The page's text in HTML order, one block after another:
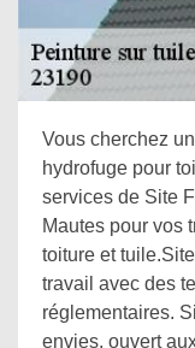
Vous cherchez
hydrofuge pour
services de Site
Mautes pour vos
toiture et
travail avec des
réglementaires.
envies, ouvert